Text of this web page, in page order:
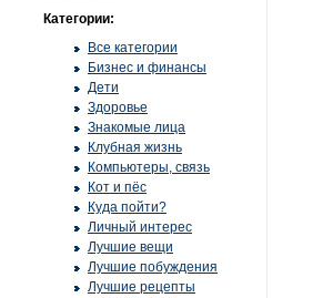
Категории:
Все категории
Бизнес и финансы
Дети
Здоровье
Знакомые лица
Клубная жизнь
Компьютеры, связь
Кот и пёс
Куда пойти?
Личный интерес
Лучшие вещи
Лучшие побуждения
Лучшие рецепты